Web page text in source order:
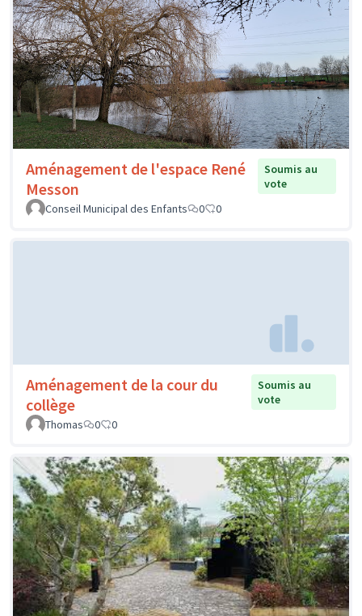
Aménagement de l'espace René
Messon
Soumis au
vote
Conseil Municipal des Enfants
0 0
Aménagement de la cour du
collège
Soumis au
vote
Thomas
0 0